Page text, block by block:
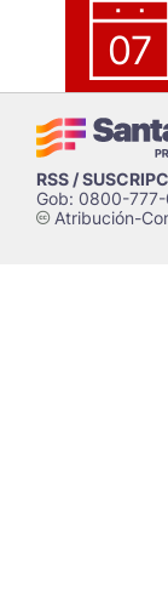
07
RSS /
Gob: 0800-
cAtribución-